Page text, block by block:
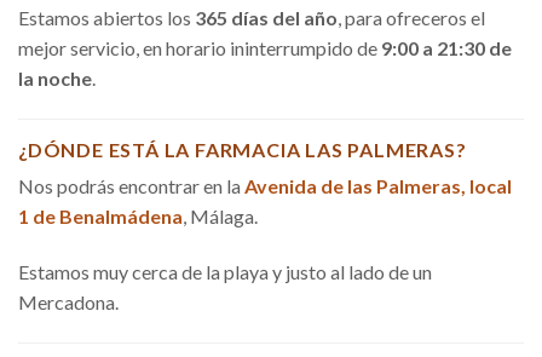
Estamos abiertos los 365 días del año, para ofreceros el
mejor servicio, en horario ininterrumpido de 9:00 a 21:30 de
la noche.
¿DÓNDE ESTÁ LA FARMACIA LAS PALMERAS?
Nos podrás encontrar en la Avenida de las Palmeras, local
1 de Benalmádena, Málaga.
Estamos muy cerca de la playa y justo al lado de un
Mercadona.